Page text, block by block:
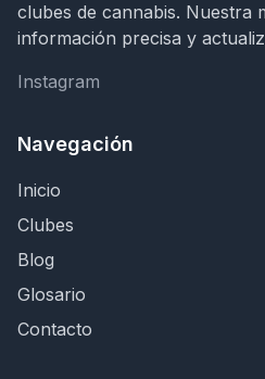
clubes de cannabis. Nuestra
información precisa y
Instagram
Instagram
Navegación
Inicio
Clubes
Blog
Glosario
Contacto